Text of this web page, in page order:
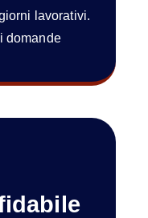
lavorativi.
domande